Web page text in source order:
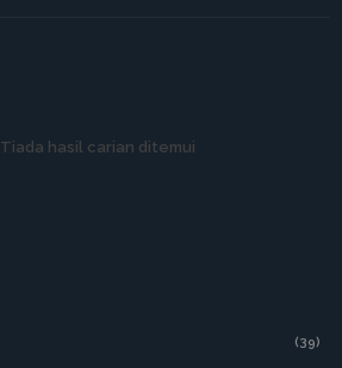
Tiada hasil carian ditemui
(39)